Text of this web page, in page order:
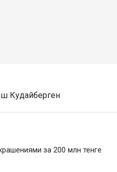
Кудайберген
за 200 млн тенге